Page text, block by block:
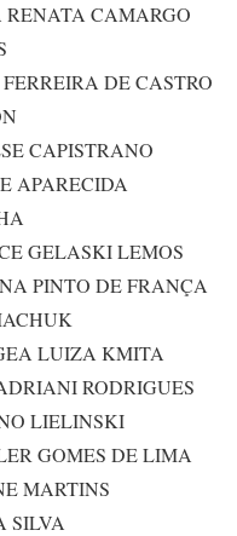
RENATA CAMARGO
DE CASTRO
CAPISTRANO
APARECIDA
GELASKI LEMOS
PINTO DE FRANÇA
LUIZA KMITA
RODRIGUES
LIELINSKI
GOMES DE LIMA
MARTINS
SILVA